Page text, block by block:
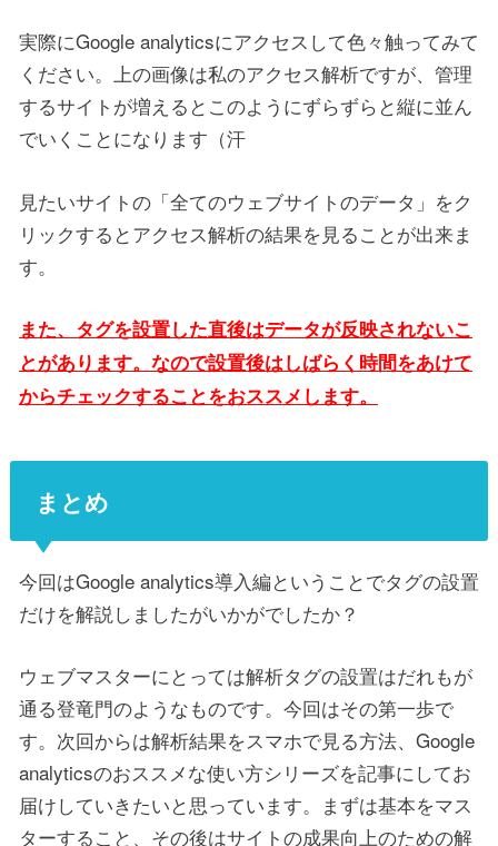
実際にGoogle analyticsにアクセスして色々触ってみて
ください。上の画像は私のアクセス解析ですが、管理
するサイトが増えるとこのようにずらずらと縦に並ん
でいくことになります（汗
見たいサイトの「全てのウェブサイトのデータ」をク
リックするとアクセス解析の結果を見ることが出来ま
す。
また、タグを設置した直後はデータが反映されないこ
とがあります。なので設置後はしばらく時間をあけて
からチェックすることをおススメします。
まとめ
今回はGoogle analytics導入編ということでタグの設置
だけを解説しましたがいかがでしたか？
ウェブマスターにとっては解析タグの設置はだれもが
通る登竜門のようなものです。今回はその第一歩で
す。次回からは解析結果をスマホで見る方法、Google
analyticsのおススメな使い方シリーズを記事にしてお
届けしていきたいと思っています。まずは基本をマス
ターすること、その後はサイトの成果向上のための解